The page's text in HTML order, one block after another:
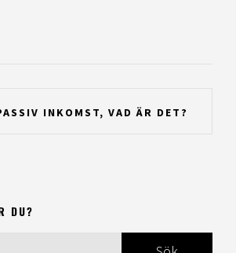
INKOMST, VAD ÄR DET?
DU?